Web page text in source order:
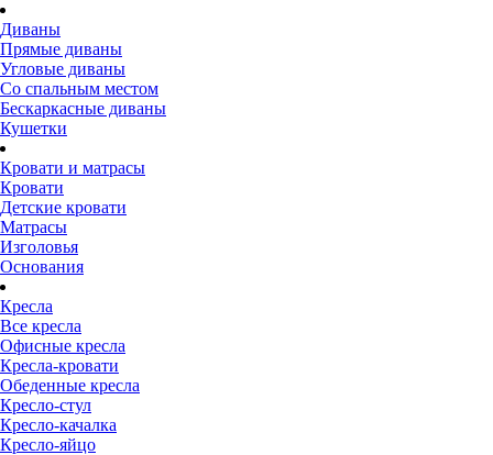
Диваны
Прямые диваны
Угловые диваны
Со спальным местом
Бескаркасные диваны
Кушетки
Кровати и матрасы
Кровати
Детские кровати
Матрасы
Изголовья
Основания
Кресла
Все кресла
Офисные кресла
Кресла-кровати
Обеденные кресла
Кресло-стул
Кресло-качалка
Кресло-яйцо